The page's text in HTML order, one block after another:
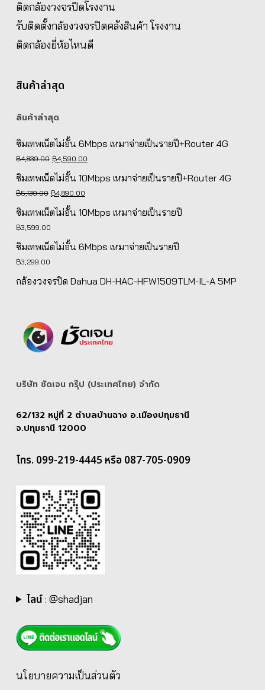
ติดกล้องวงจรปิดโรงงาน
รับติดตั้งกล้องวงจรปิดคลังสินค้า โรงงาน
ติดกล้องยี่ห้อไหนดี
สินค้าล่าสุด
สินค้าล่าสุด
ซิมเทพเน็ตไม่อั้น 6Mbps เหมาจ่ายเป็นรายปี+Router 4G
฿4,839.00 Original
price
฿4,839.00.
฿4,590.00Current
ซิมเทพเน็ตไม่อั้น 10Mbps เหมาจ่ายเป็นรายปี+Router 4G
฿5,139.00 Original
price
฿4,890.00Current
ซิมเทพเน็ตไม่อั้น 10Mbps เหมาจ่ายเป็นรายปี
฿3,599.00
ซิมเทพเน็ตไม่อั้น 6Mbps เหมาจ่ายเป็นรายปี
฿3,299.00
กล้องวงจรปิด Dahua DH-HAC-HFW1509TLM-IL-A 5MP
บริษัท ชัดเจน กรุ๊ป (ประเทศไทย) จํากัด
62/132 หมู่ที่ 2 ตำบลบ้านฉาง อ.เมืองปทุมธานี
จ.ปทุมธานี 12000
โทร. 099-219-4445 หรือ 087-705-0909
ไลน์: @shadjan
นโยบายความเป็นส่วนตัว